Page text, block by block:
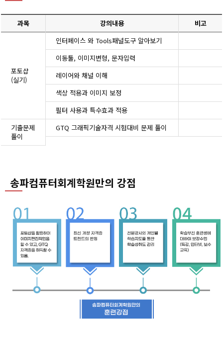
과목 강의내용 비고
포토샵
(실기)
인터페이스 와 Tools패널도구 알아보기
이동툴, 이미지변형, 문자입력
레이어와 채널 이해
색상 적용과 이미지 보정
필터 사용과 특수효과 적용
기출문제
풀이
GTQ 그래픽기술자격 시험대비 문제 풀이
송파컴퓨터회계학원만의 강점